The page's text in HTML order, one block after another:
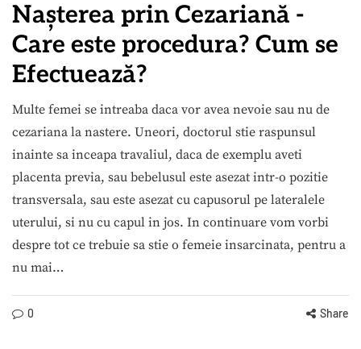
Nașterea prin Cezariană -
Care este procedura? Cum se
Efectuează?
Multe femei se intreaba daca vor avea nevoie sau nu de
cezariana la nastere. Uneori, doctorul stie raspunsul
inainte sa inceapa travaliul, daca de exemplu aveti
placenta previa, sau bebelusul este asezat intr-o pozitie
transversala, sau este asezat cu capusorul pe lateralele
uterului, si nu cu capul in jos. In continuare vom vorbi
despre tot ce trebuie sa stie o femeie insarcinata, pentru a
nu mai…
0 Share